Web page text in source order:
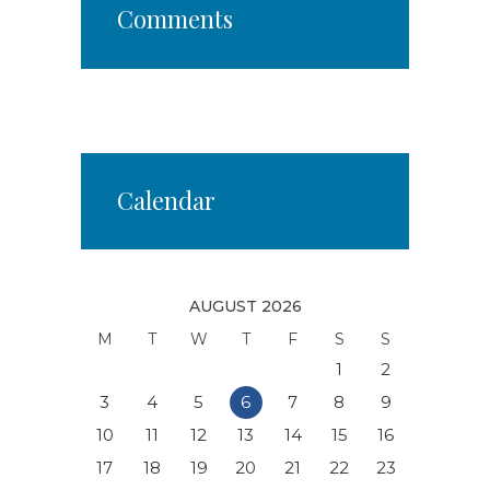
Comments
Calendar
AUGUST 2026
M
T W T F S S
1
2
3
4 5 6 7 8
9
10
11 12 13 14 15
16
17
18 19 20 21 22 23